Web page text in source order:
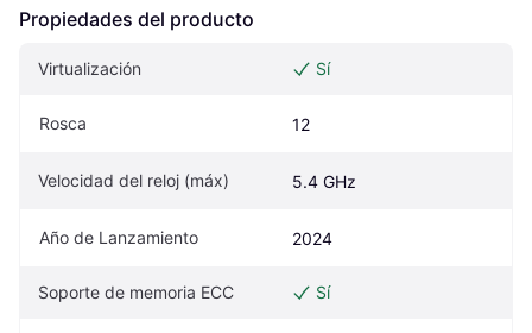
Propiedades del producto
Virtualización Sí
Rosca 12
Velocidad del reloj (máx) 5.4 GHz
Año de Lanzamiento 2024
Soporte de memoria ECC Sí